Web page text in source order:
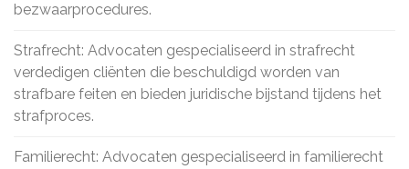
bezwaarprocedures.
Strafrecht: Advocaten gespecialiseerd in strafrecht
verdedigen cliënten die beschuldigd worden van
strafbare feiten en bieden juridische bijstand tijdens het
strafproces.
Familierecht: Advocaten gespecialiseerd in familierecht